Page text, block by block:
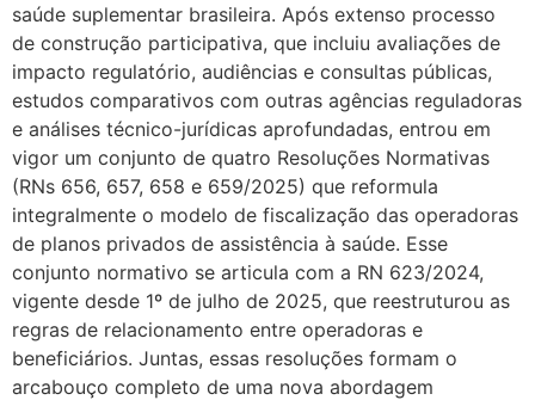
saúde suplementar brasileira. Após extenso processo
de construção participativa, que incluiu avaliações de
impacto regulatório, audiências e consultas públicas,
estudos comparativos com outras agências reguladoras
e análises técnico-jurídicas aprofundadas, entrou em
vigor um conjunto de quatro Resoluções Normativas
(RNs 656, 657, 658 e 659/2025) que reformula
integralmente o modelo de fiscalização das operadoras
de planos privados de assistência à saúde. Esse
conjunto normativo se articula com a RN 623/2024,
vigente desde 1º de julho de 2025, que reestruturou as
regras de relacionamento entre operadoras e
beneficiários. Juntas, essas resoluções formam o
arcabouço completo de uma nova abordagem